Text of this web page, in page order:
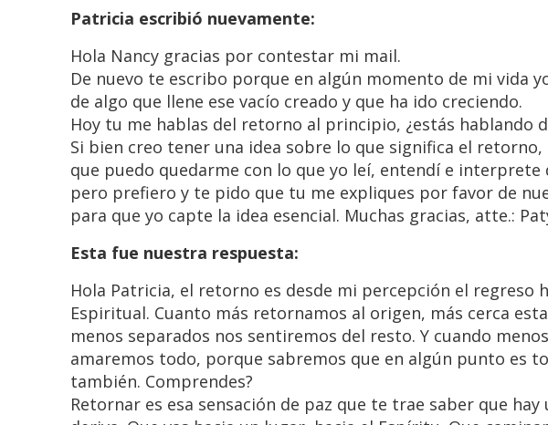
Patricia escribió nuevamente:
Hola Nancy gracias por contestar mi mail.
De nuevo te escribo porque en algún momento de mi vida
de algo que llene ese vacío creado y que ha ido creciendo.
Hoy tu me hablas del retorno al principio, ¿estás hablando
Si bien creo tener una idea sobre lo que significa el
que puedo quedarme con lo que yo leí, entendí e
pero prefiero y te pido que tu me expliques por favor de
para que yo capte la idea esencial. Muchas gracias, atte.:
Esta fue nuestra respuesta:
Hola Patricia, el retorno es desde mi percepción el regreso
Espiritual. Cuanto más retornamos al origen, más cerca
menos separados nos sentiremos del resto. Y cuando
amaremos todo, porque sabremos que en algún punto es
también. Comprendes?
Retornar es esa sensación de paz que te trae saber que